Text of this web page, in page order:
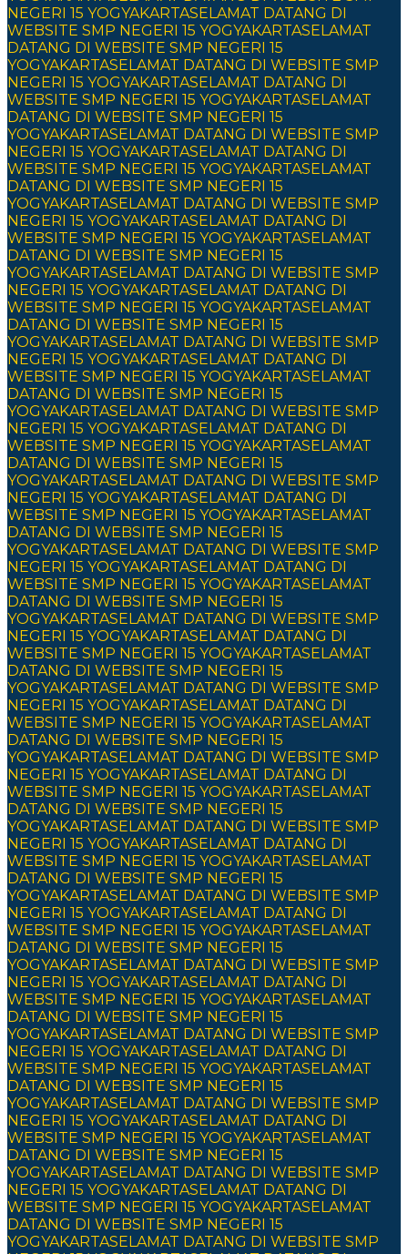
NEGERI 15 YOGYAKARTASELAMAT DATANG DI
WEBSITE SMP NEGERI 15 YOGYAKARTASELAMAT
DATANG DI WEBSITE SMP NEGERI 15
YOGYAKARTASELAMAT DATANG DI WEBSITE SMP
NEGERI 15 YOGYAKARTASELAMAT DATANG DI
WEBSITE SMP NEGERI 15 YOGYAKARTASELAMAT
DATANG DI WEBSITE SMP NEGERI 15
YOGYAKARTASELAMAT DATANG DI WEBSITE SMP
NEGERI 15 YOGYAKARTASELAMAT DATANG DI
WEBSITE SMP NEGERI 15 YOGYAKARTASELAMAT
DATANG DI WEBSITE SMP NEGERI 15
YOGYAKARTASELAMAT DATANG DI WEBSITE SMP
NEGERI 15 YOGYAKARTASELAMAT DATANG DI
WEBSITE SMP NEGERI 15 YOGYAKARTASELAMAT
DATANG DI WEBSITE SMP NEGERI 15
YOGYAKARTASELAMAT DATANG DI WEBSITE SMP
NEGERI 15 YOGYAKARTASELAMAT DATANG DI
WEBSITE SMP NEGERI 15 YOGYAKARTASELAMAT
DATANG DI WEBSITE SMP NEGERI 15
YOGYAKARTASELAMAT DATANG DI WEBSITE SMP
NEGERI 15 YOGYAKARTASELAMAT DATANG DI
WEBSITE SMP NEGERI 15 YOGYAKARTASELAMAT
DATANG DI WEBSITE SMP NEGERI 15
YOGYAKARTASELAMAT DATANG DI WEBSITE SMP
NEGERI 15 YOGYAKARTASELAMAT DATANG DI
WEBSITE SMP NEGERI 15 YOGYAKARTASELAMAT
DATANG DI WEBSITE SMP NEGERI 15
YOGYAKARTASELAMAT DATANG DI WEBSITE SMP
NEGERI 15 YOGYAKARTASELAMAT DATANG DI
WEBSITE SMP NEGERI 15 YOGYAKARTASELAMAT
DATANG DI WEBSITE SMP NEGERI 15
YOGYAKARTASELAMAT DATANG DI WEBSITE SMP
NEGERI 15 YOGYAKARTASELAMAT DATANG DI
WEBSITE SMP NEGERI 15 YOGYAKARTASELAMAT
DATANG DI WEBSITE SMP NEGERI 15
YOGYAKARTASELAMAT DATANG DI WEBSITE SMP
NEGERI 15 YOGYAKARTASELAMAT DATANG DI
WEBSITE SMP NEGERI 15 YOGYAKARTASELAMAT
DATANG DI WEBSITE SMP NEGERI 15
YOGYAKARTASELAMAT DATANG DI WEBSITE SMP
NEGERI 15 YOGYAKARTASELAMAT DATANG DI
WEBSITE SMP NEGERI 15 YOGYAKARTASELAMAT
DATANG DI WEBSITE SMP NEGERI 15
YOGYAKARTASELAMAT DATANG DI WEBSITE SMP
NEGERI 15 YOGYAKARTASELAMAT DATANG DI
WEBSITE SMP NEGERI 15 YOGYAKARTASELAMAT
DATANG DI WEBSITE SMP NEGERI 15
YOGYAKARTASELAMAT DATANG DI WEBSITE SMP
NEGERI 15 YOGYAKARTASELAMAT DATANG DI
WEBSITE SMP NEGERI 15 YOGYAKARTASELAMAT
DATANG DI WEBSITE SMP NEGERI 15
YOGYAKARTASELAMAT DATANG DI WEBSITE SMP
NEGERI 15 YOGYAKARTASELAMAT DATANG DI
WEBSITE SMP NEGERI 15 YOGYAKARTASELAMAT
DATANG DI WEBSITE SMP NEGERI 15
YOGYAKARTASELAMAT DATANG DI WEBSITE SMP
NEGERI 15 YOGYAKARTASELAMAT DATANG DI
WEBSITE SMP NEGERI 15 YOGYAKARTASELAMAT
DATANG DI WEBSITE SMP NEGERI 15
YOGYAKARTASELAMAT DATANG DI WEBSITE SMP
NEGERI 15 YOGYAKARTASELAMAT DATANG DI
WEBSITE SMP NEGERI 15 YOGYAKARTASELAMAT
DATANG DI WEBSITE SMP NEGERI 15
YOGYAKARTASELAMAT DATANG DI WEBSITE SMP
NEGERI 15 YOGYAKARTASELAMAT DATANG DI
WEBSITE SMP NEGERI 15 YOGYAKARTASELAMAT
DATANG DI WEBSITE SMP NEGERI 15
YOGYAKARTASELAMAT DATANG DI WEBSITE SMP
NEGERI 15 YOGYAKARTASELAMAT DATANG DI
WEBSITE SMP NEGERI 15 YOGYAKARTASELAMAT
DATANG DI WEBSITE SMP NEGERI 15
YOGYAKARTASELAMAT DATANG DI WEBSITE SMP